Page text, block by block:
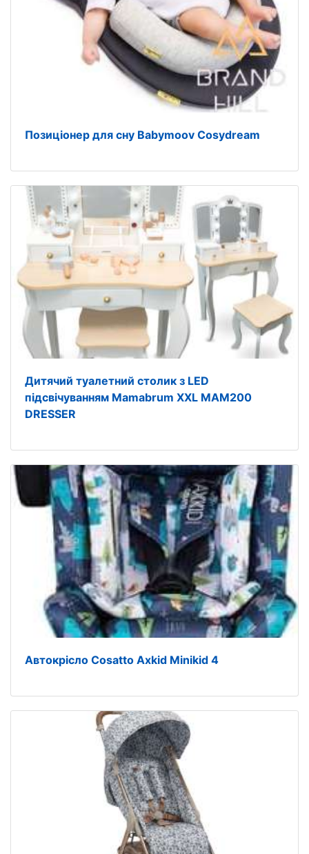
Позиціонер для сну Babymoov Cosydream
Дитячий туалетний столик з LED
підсвічуванням Mamabrum XXL MAM200
DRESSER
Автокрісло Cosatto Axkid Minikid 4